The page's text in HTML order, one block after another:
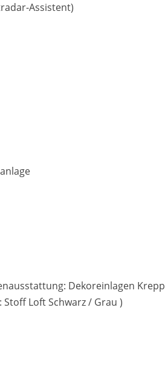
Assistent)
Dekoreinlagen Krepp
Loft Schwarz / Grau )